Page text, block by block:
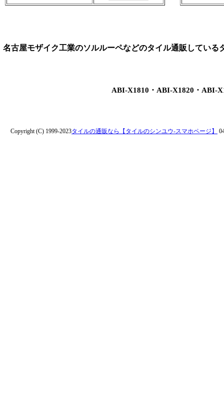
名古屋モザイク工業のソルルーペなどのタイル通販している
ABI-X1810・ABI-X1820・ABI-
Copyright (C) 1999-2023タイルの通販なら【タイルのシンユウ-スマホページ】